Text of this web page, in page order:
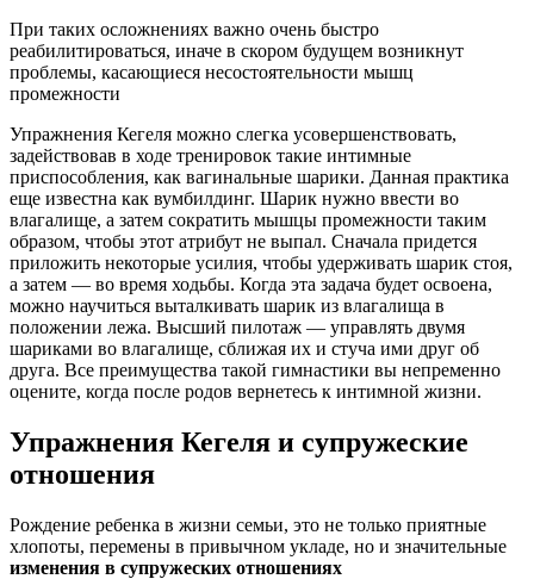
При таких осложнениях важно очень быстро
реабилитироваться, иначе в скором будущем возникнут
проблемы, касающиеся несостоятельности мышц
промежности
Упражнения Кегеля можно слегка усовершенствовать,
задействовав в ходе тренировок такие интимные
приспособления, как вагинальные шарики. Данная практика
еще известна как вумбилдинг. Шарик нужно ввести во
влагалище, а затем сократить мышцы промежности таким
образом, чтобы этот атрибут не выпал. Сначала придется
приложить некоторые усилия, чтобы удерживать шарик стоя,
а затем — во время ходьбы. Когда эта задача будет освоена,
можно научиться выталкивать шарик из влагалища в
положении лежа. Высший пилотаж — управлять двумя
шариками во влагалище, сближая их и стуча ими друг об
друга. Все преимущества такой гимнастики вы непременно
оцените, когда после родов вернетесь к интимной жизни.
Упражнения Кегеля и супружеские
отношения
Рождение ребенка в жизни семьи, это не только приятные
хлопоты, перемены в привычном укладе, но и значительные
изменения в супружеских отношениях